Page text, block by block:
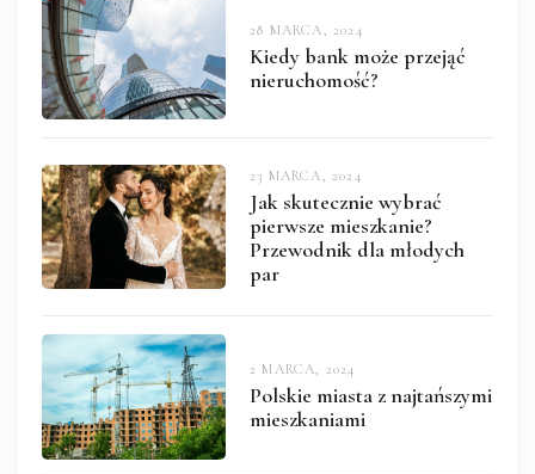
28 MARCA, 2024
Kiedy bank może przejąć
nieruchomość?
23 MARCA, 2024
Jak skutecznie wybrać
pierwsze mieszkanie?
Przewodnik dla młodych
par
2 MARCA, 2024
Polskie miasta z najtańszymi
mieszkaniami